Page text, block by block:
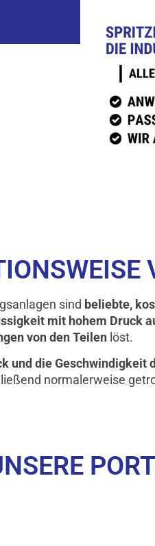
sind beliebte,
mit hohem Druck
von den Teilen löst.
und die
normalerweise